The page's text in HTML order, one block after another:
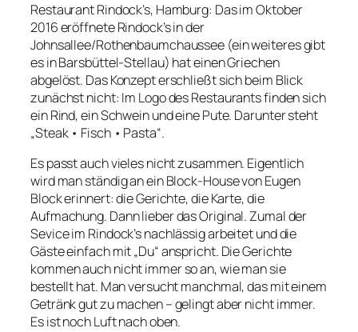
Restaurant Rindock’s, Hamburg: Das im Oktober
2016 eröffnete Rindock’s in der
Johnsallee/Rothenbaumchaussee (ein weiteres gibt
es in Barsbüttel-Stellau) hat einen Griechen
abgelöst. Das Konzept erschließt sich beim Blick
zunächst nicht: Im Logo des Restaurants finden sich
ein Rind, ein Schwein und eine Pute. Darunter steht
„Steak • Fisch • Pasta“.
Es passt auch vieles nicht zusammen. Eigentlich
wird man ständig an ein Block-House von Eugen
Block erinnert: die Gerichte, die Karte, die
Aufmachung. Dann lieber das Original. Zumal der
Sevice im Rindock’s nachlässig arbeitet und die
Gäste einfach mit „Du“ anspricht. Die Gerichte
kommen auch nicht immer so an, wie man sie
bestellt hat. Man versucht manchmal, das mit einem
Getränk gut zu machen – gelingt aber nicht immer.
Es ist noch Luft nach oben.